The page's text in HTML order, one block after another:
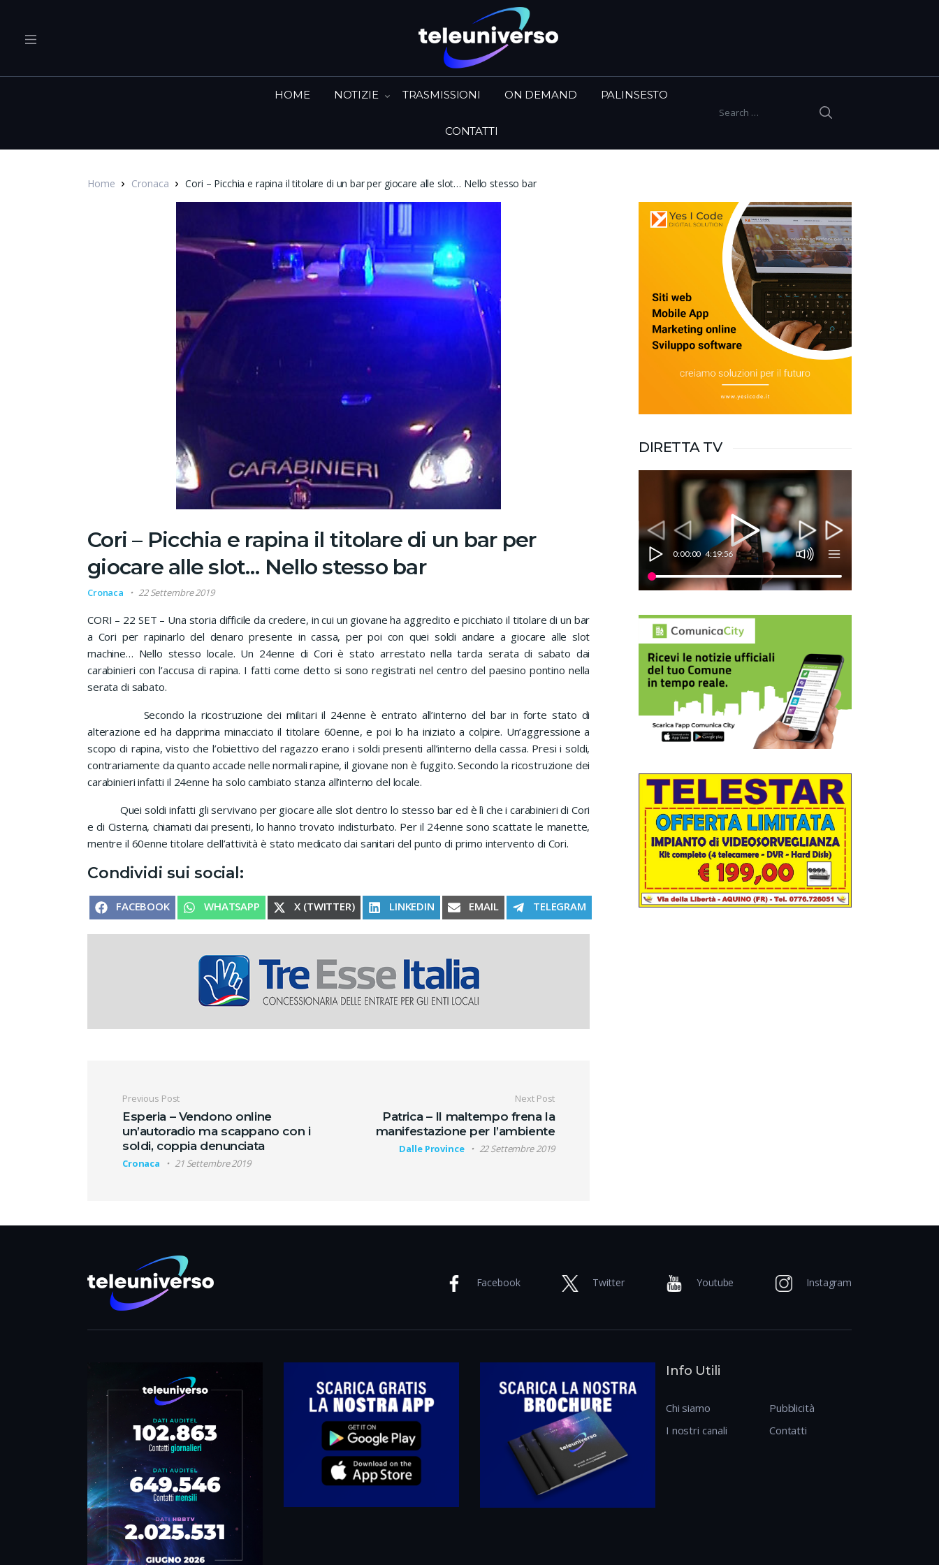
Search for:
HOME NOTIZIE TRASMISSIONI ON DEMAND PALINSESTO
CONTATTI
Home Cronaca Cori – Picchia e rapina il titolare di un bar per giocare alle slot… Nello stesso bar
Cori – Picchia e rapina il titolare di un bar per
giocare alle slot… Nello stesso bar
Cronaca 22 Settembre 2019
CORI – 22 SET – Una storia difficile da credere, in cui un giovane ha aggredito e picchiato il titolare di un bar
a Cori per rapinarlo del denaro presente in cassa, per poi con quei soldi andare a giocare alle slot
machine… Nello stesso locale. Un 24enne di Cori è stato arrestato nella tarda serata di sabato dai
carabinieri con l’accusa di rapina. I fatti come detto si sono registrati nel centro del paesino pontino nella
serata di sabato.
Secondo la ricostruzione dei militari il 24enne è entrato all’interno del bar in forte stato di
alterazione ed ha dapprima minacciato il titolare 60enne, e poi lo ha iniziato a colpire. Un’aggressione a
scopo di rapina, visto che l’obiettivo del ragazzo erano i soldi presenti all’interno della cassa. Presi i soldi,
contrariamente da quanto accade nelle normali rapine, il giovane non è fuggito. Secondo la ricostruzione dei
carabinieri infatti il 24enne ha solo cambiato stanza all’interno del locale.
Quei soldi infatti gli servivano per giocare alle slot dentro lo stesso bar ed è lì che i carabinieri di Cori
e di Cisterna, chiamati dai presenti, lo hanno trovato indisturbato. Per il 24enne sono scattate le manette,
mentre il 60enne titolare dell’attività è stato medicato dai sanitari del punto di primo intervento di Cori.
Condividi sui social:
SHARE ON
FACEBOOK SHARE ON
WHATSAPP SHARE ON
X (TWITTER) SHARE ON
LINKEDIN SHARE ON
EMAIL SHARE ON
TELEGRAM
Navigazione articoli
Previous Post
Esperia – Vendono online
un’autoradio ma scappano con i
soldi, coppia denunciata
Cronaca 21 Settembre 2019
Next Post
Patrica – Il maltempo frena la
manifestazione per l’ambiente
Dalle Province 22 Settembre 2019
DIRETTA TV
0:00:00 4:19:56
Facebook Twitter Youtube Instagram
Info Utili
Chi siamo
I nostri canali
Pubblicità
Contatti